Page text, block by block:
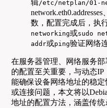
辑/etc/netplan/01-
数，配置完成后，执
networking或sudo
addr或ping验证网络
在服务器管理、网络服务
的配置至关重要，与动态
能确保设备网络地址的稳
或连接问题，本文将以
地址的配置方法，涵盖传统